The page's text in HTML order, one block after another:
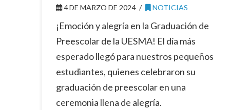
4 DE MARZO DE 2024 NOTICIAS
¡Emoción y alegría en la Graduación de
Preescolar de la UESMA! El día más
esperado llegó para nuestros pequeños
estudiantes, quienes celebraron su
graduación de preescolar en una
ceremonia llena de alegría.